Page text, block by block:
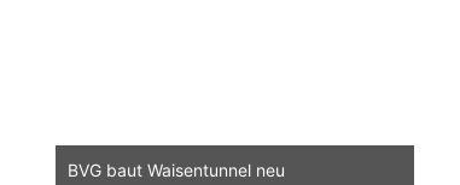
BVG baut Waisentunnel neu